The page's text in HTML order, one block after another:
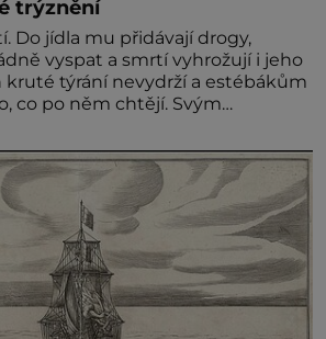
trýznění
Do jídla mu přidávají drogy,
vyspat a smrtí vyhrožují i jeho
kruté týrání nevydrží a estébákům
co po něm chtějí. Svým
fyzický ani psychický nátlak.
chce být knězem a